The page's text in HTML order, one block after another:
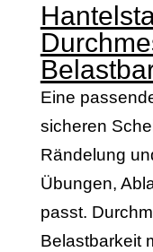
Eine
sicheren
Rändelung
Übungen,
passt.
Belastbarkeit